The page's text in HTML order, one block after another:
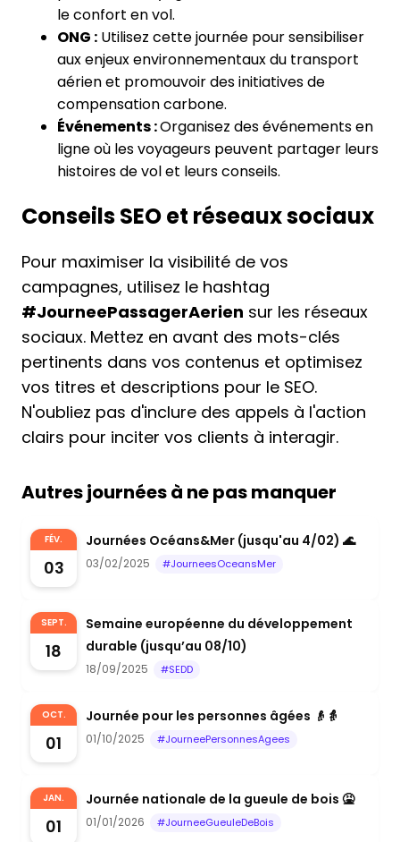
le confort en vol.
ONG : Utilisez cette journée pour sensibiliser
aux enjeux environnementaux du transport
aérien et promouvoir des initiatives de
compensation carbone.
Événements :Organisez des événements en
ligne où les voyageurs peuvent partager leurs
histoires de vol et leurs conseils.
Conseils SEO et réseaux sociaux
Pour maximiser la visibilité de vos
campagnes, utilisez le hashtag
#JourneePassagerAerien sur les réseaux
sociaux. Mettez en avant des mots-clés
pertinents dans vos contenus et optimisez
vos titres et descriptions pour le SEO.
N'oubliez pas d'inclure des appels à l'action
clairs pour inciter vos clients à interagir.
Autres journées à ne pas manquer
FÉV.
03
Journées Océans&Mer (jusqu'au 4/02) 🌊
03/02/2025 #JourneesOceansMer
SEPT.
18
Semaine européenne du développement
durable (jusqu’au 08/10)
18/09/2025 #SEDD
OCT.
01
Journée pour les personnes âgées 👴👵
01/10/2025 #JourneePersonnesAgees
JAN.
01
Journée nationale de la gueule de bois 🤮
01/01/2026 #JourneeGueuleDeBois